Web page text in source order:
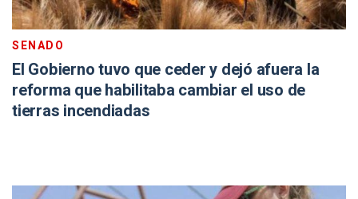
SENADO
El Gobierno tuvo que ceder y dejó afuera la
reforma que habilitaba cambiar el uso de
tierras incendiadas